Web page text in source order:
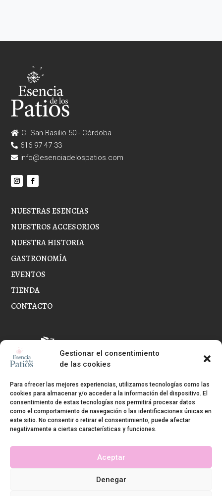
Gestionar el consentimiento
de las cookies
Para ofrecer las mejores experiencias, utilizamos tecnologías como las
cookies para almacenar y/o acceder a la información del dispositivo. El
consentimiento de estas tecnologías nos permitirá procesar datos
como el comportamiento de navegación o las identificaciones únicas en
este sitio. No consentir o retirar el consentimiento, puede afectar
negativamente a ciertas características y funciones.
Aceptar
Denegar
 C. San Basilio 50 - Córdoba
 616 97 47 33
 info@esenciadelospatios.com
NUESTRAS ESENCIAS
NUESTROS ACCESORIOS
NUESTRA HISTORIA
GASTRONOMÍA
EVENTOS
TIENDA
CONTACTO
Política de privacidad y Cookies| Aviso legal|Condiciones
generales de venta
2024 Desarrollasmalldev.es